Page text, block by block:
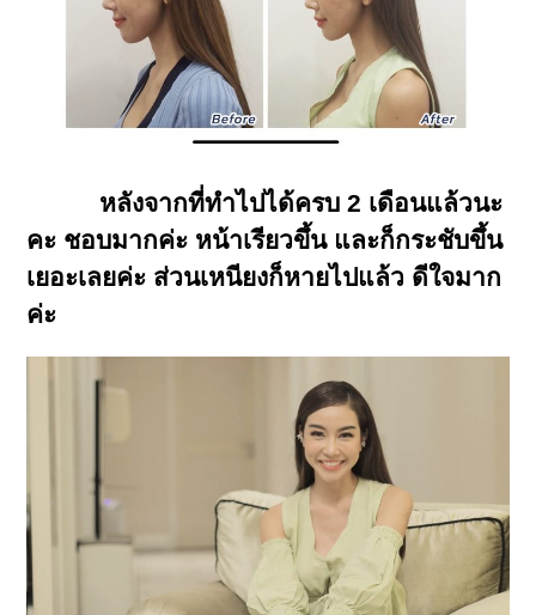
หลังจากที่ทำไปได้ครบ 2 เดือนแล้วนะ
คะ ชอบมากค่ะ หน้าเรียวขึ้น และก็กระชับขึ้น
เยอะเลยค่ะ ส่วนเหนียงก็หายไปแล้ว ดีใจมาก
ค่ะ